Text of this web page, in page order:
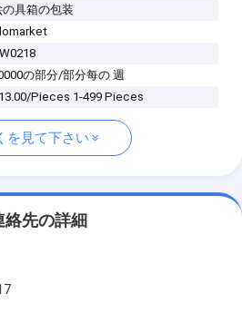
の具箱の包装
の部分/部分每の 週
Pieces 1-499 Pieces
を見て下さい
絡先の詳細